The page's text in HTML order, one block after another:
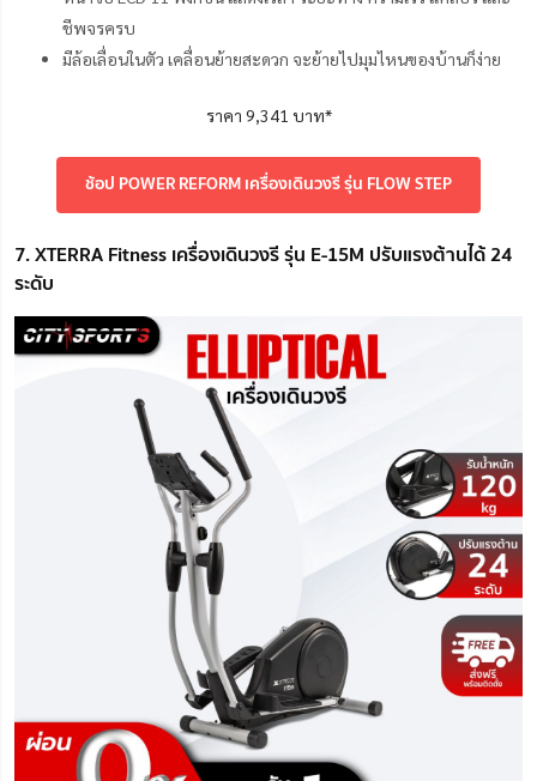
ชีพจรครบ
มีล้อเลื่อนในตัว เคลื่อนย้ายสะดวก จะย้ายไปมุมไหนของบ้านก็ง่าย
ราคา 9,341 บาท*
ช้อป POWER REFORM เครื่องเดินวงรี รุ่น FLOW STEP
7. XTERRA Fitness เครื่องเดินวงรี รุ่น E-15M ปรับแรงต้านได้ 24
ระดับ